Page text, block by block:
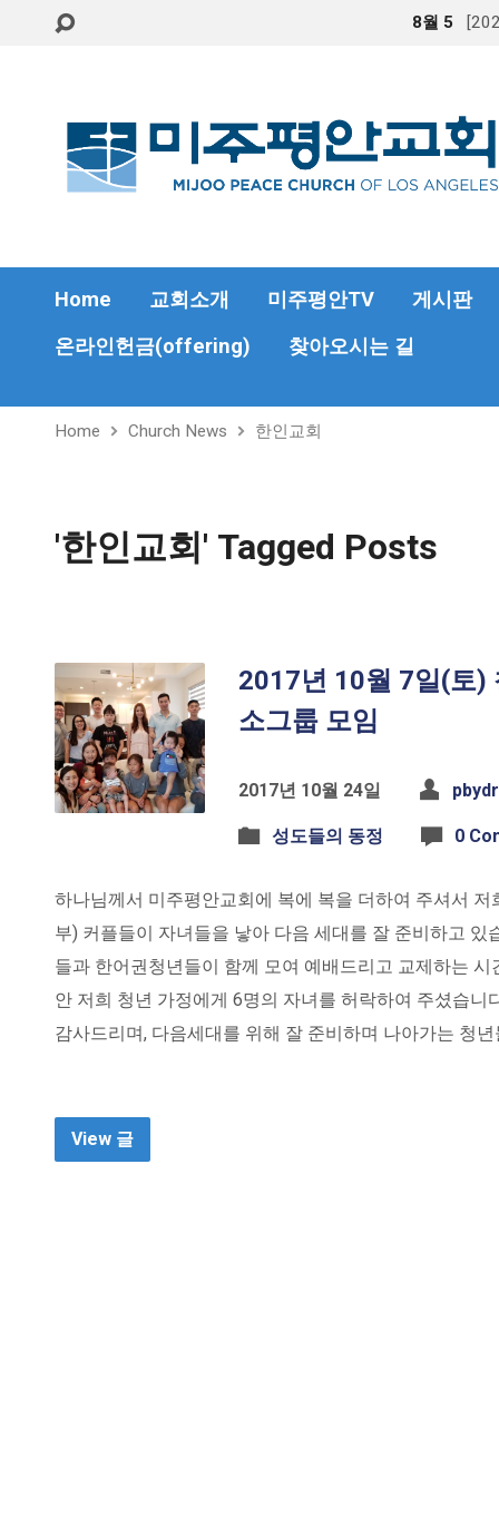
8월 5
Home 교회소개 미주평안TV
게시판
온라인헌금(offering)
찾아오시는 길
Home Church News 한인교회
'한인교회' Tagged Posts
2017년 10월 7일(토)
소그룹 모임
2017년 10월 24일
성도들의 동정 0
하나님께서 미주평안교회에 복에 복을 더하여 주셔서
부) 커플들이 자녀들을 낳아 다음 세대를 잘 준비하고 있
들과 한어권청년들이 함께 모여 예배드리고 교제하는
안 저희 청년 가정에게 6명의 자녀를 허락하여 주셨습니
감사드리며, 다음세대를 위해 잘 준비하며 나아가는 청
View 글